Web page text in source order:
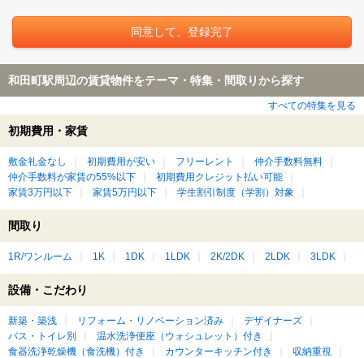
和田町駅周辺の賃貸物件をテーマ・特集・間取りから探す
すべての特集を見る
初期費用・家賃
敷金礼金なし 初期費用が安い フリーレント
仲介手数料無料
仲介手数料が家賃の55%以下
初期費用クレジット払い可能
家賃3万円以下
家賃5万円以下 学生割引制度（学割）対象
間取り
1R/ワンルーム 1K 1DK 1LDK 2K/2DK 2LDK 3LDK
設備・こだわり
新築・築浅 リフォーム・リノベーション済み
デザイナーズ
バス・トイレ別
温水洗浄便座（ウォシュレット）付き
食器洗浄乾燥機（食洗機）付き
カウンターキッチン付き
収納重視